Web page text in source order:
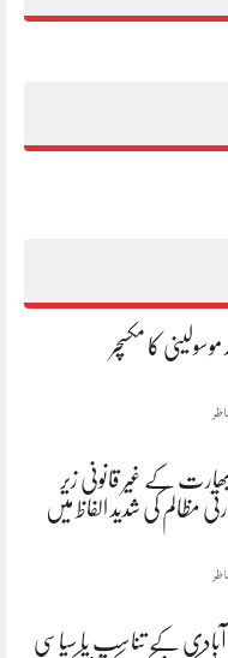
کا مکسچر
کے غیر قانونی زیر
مظالم کی شدید الفاظ میں
آبادی کے تناسب یا سیاسی